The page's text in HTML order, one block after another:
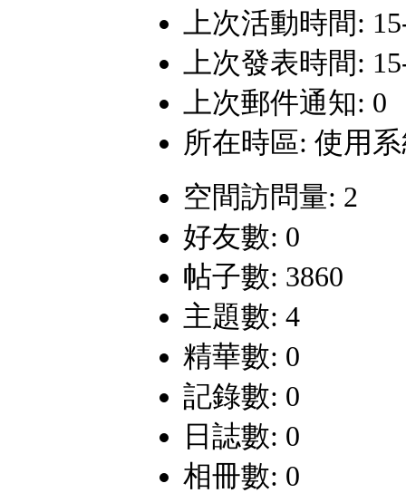
上次活動時間:
上次發表時間:
上次郵件通知: 0
所在時區: 使用
空間訪問量: 2
好友數: 0
帖子數: 3860
主題數: 4
精華數: 0
記錄數: 0
日誌數: 0
相冊數: 0